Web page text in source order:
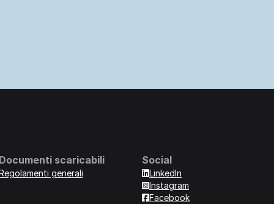
Documenti scaricabili
generali
Social
LinkedIn
Instagram
Facebook